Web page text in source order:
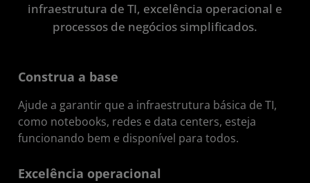
infraestrutura de TI, excelência operacional e
processos de negócios simplificados.
Construa a base
Ajude a garantir que a infraestrutura básica de TI,
como notebooks, redes e data centers, esteja
funcionando bem e disponível para todos.
Excelência operacional